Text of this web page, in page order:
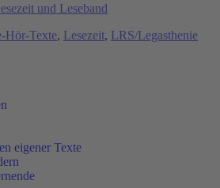
Consent
&eRecht24
und Leseband
Hör-Texte, Lesezeit, LRS/Legasthenie
eigener Texte